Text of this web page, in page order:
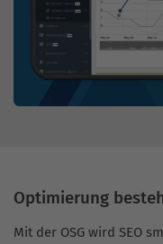
Optimierung
Mit der OSG wird SEO